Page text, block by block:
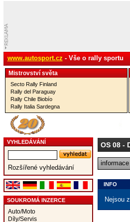
www.autosport.cz - Vše o rally sportu
Mistrovství­ světa
Secto Rally Finland
Rally del Paraguay
Rally Chile Biobío
Rally Italia Sardegna
VYHLEDÁVÁNÍ
Rozšířené vyhledávání
SOUKROMÁ INZERCE
Auto/Moto
Díly/Servis
OS 08-
informace
INFO
Nejsou